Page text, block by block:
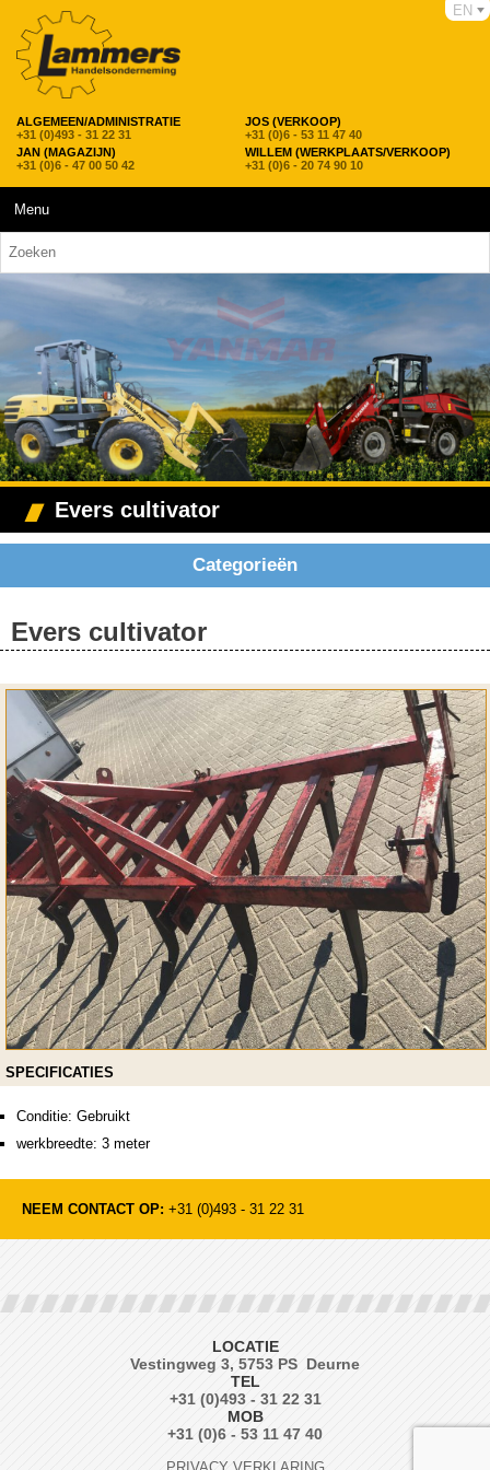
ALGEMEEN/ADMINISTRATIE
+31 (0)493 - 31 22 31
JOS (VERKOOP)
+31 (0)6 - 53 11 47 40
JAN (MAGAZIJN)
+31 (0)6 - 47 00 50 42
WILLEM (WERKPLAATS/VERKOOP)
+31 (0)6 - 20 74 90 10
EN
Menu
Evers cultivator
Categorieën
Evers cultivator
SPECIFICATIES
Conditie: Gebruikt
werkbreedte: 3 meter
NEEM CONTACT OP: +31 (0)493 - 31 22 31
LOCATIE
Vestingweg 3, 5753 PS Deurne
TEL
+31 (0)493 - 31 22 31
MOB
+31 (0)6 - 53 11 47 40